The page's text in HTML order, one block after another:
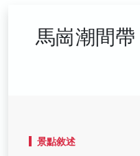
馬崗潮間帶
景點敘述